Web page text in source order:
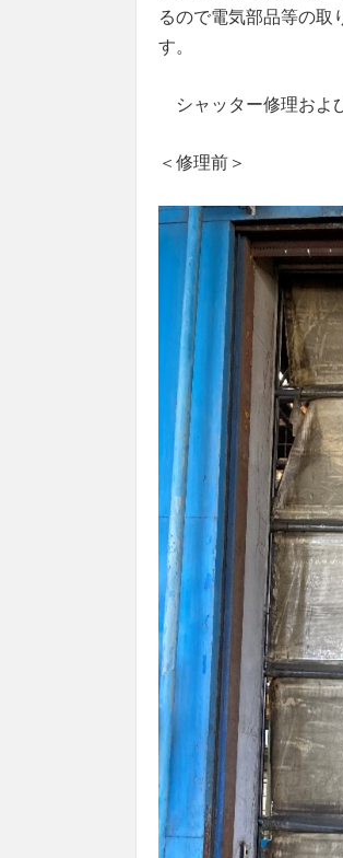
るので電気部品等の取
す。
シャッター修理およ
＜修理前＞